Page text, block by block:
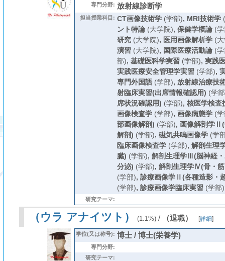
専門分野: 放射線診断学
担当授業科目: CT画像技術学(学部), MRI技術学(
ント特論(大学院), 保健学概論(学
研究(大学院), 医用画像解析学(大
演習(大学院), 国際医療活動論(学
部), 基礎医科学実習(学部), 実践
実践医療安全管理学実習(学部),
専門外国語(学部), 放射線治療技
射臨床実習(出席情報確認用) (学
席状況確認用) (学部), 核医学検査
画像検査学(学部), 画像病態学(学
部画像解剖) (学部), 画像解剖学Ⅱ(
解剖) (学部), 磁気共鳴画像学(学
臨床画像検査学(学部), 解剖生理
臓) (学部), 解剖生理学Ⅲ(脳神経
分泌) (学部), 解剖生理学Ⅳ(骨・
(学部), 診療画像学Ⅱ(各種造影・
(学部), 診療画像学臨床実習(学部)
研究テーマ:
（ウラ アナイツト） (1.1%)/ （退職） [詳細]
学位(又は称号): 博士 / 博士(栄養学)
専門分野:
研究テーマ: